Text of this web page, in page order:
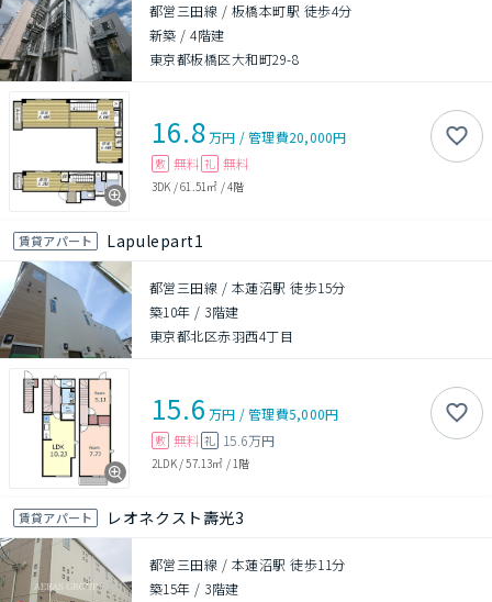
都営三田線 / 板橋本町駅 徒歩4分
新築 /4階建
東京都板橋区大和町29-8
16.8万円 /管理費20,000円
敷 無料 礼 無料
3DK /61.51㎡ /4階
賃貸アパート Lapulepart1
都営三田線 / 本蓮沼駅 徒歩15分
築10年 / 3階建
東京都北区赤羽西4丁目
15.6 万円 /管理費5,000円
敷 無料 礼 15.6万円
2LDK/57.13㎡ / 1階
賃貸アパート レオネクスト壽光3
都営三田線 / 本蓮沼駅 徒歩11分
築15年 / 3階建